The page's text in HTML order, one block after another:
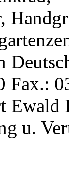
Fax.:
Ewald
u.